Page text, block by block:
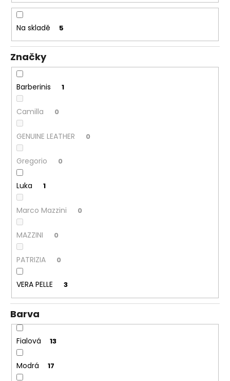
d
u
k
t
ů
Na skladě 5
Značky
Barberinis 1
Camilla 0
GENUINE LEATHER 0
Gregorio 0
Luka 1
Marco Mazzini 0
MAZZINI 0
PATRIZIA 0
VERA PELLE 3
Barva
Fialová 13
Modrá 17
m